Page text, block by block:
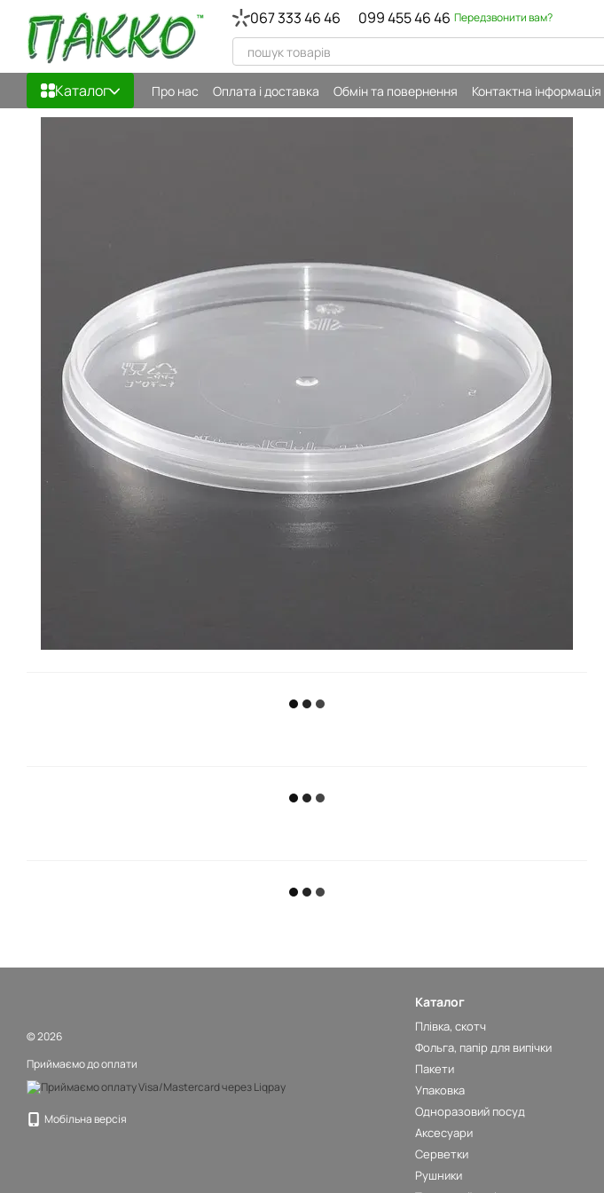
Перейти до основного контенту 067 333 46 46 099 455 46 46 Передзвонити вам?
Каталог Про нас Оплата і доставка Обмін та повернення Контактна інформація
© 2026
Приймаємо до оплати
Мобільна версія
Каталог
Плівка, скотч
Фольга, папір для випічки
Пакети
Упаковка
Одноразовий посуд
Аксесуари
Серветки
Рушники